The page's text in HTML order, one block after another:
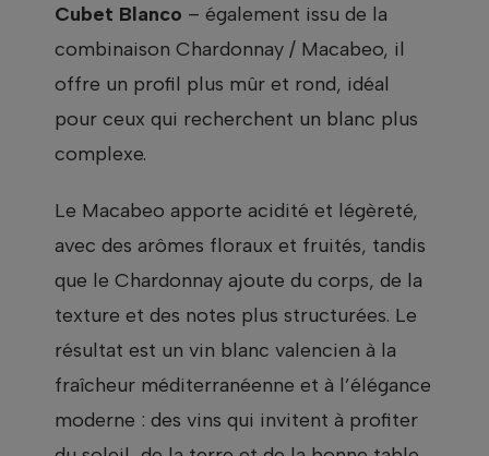
Cubet Blanco – également issu de la
combinaison Chardonnay / Macabeo, il
offre un profil plus mûr et rond, idéal
pour ceux qui recherchent un blanc plus
complexe.
Le Macabeo apporte acidité et légèreté,
avec des arômes floraux et fruités, tandis
que le Chardonnay ajoute du corps, de la
texture et des notes plus structurées. Le
résultat est un vin blanc valencien à la
fraîcheur méditerranéenne et à l’élégance
moderne : des vins qui invitent à profiter